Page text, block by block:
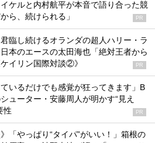
ケルと内村航平が本音で語り合った競
ら、続けられる」
PR
臨し続けるオランダの超人ハリー・ラ
本のエースの太田海也「絶対王者から
イリン国際対談②》
PR
ているだけでも感覚が狂ってきます」B
ューター・安藤周人が明かす“見え
性
PR
》「やっぱり“タイパ”がいい！」箱根の